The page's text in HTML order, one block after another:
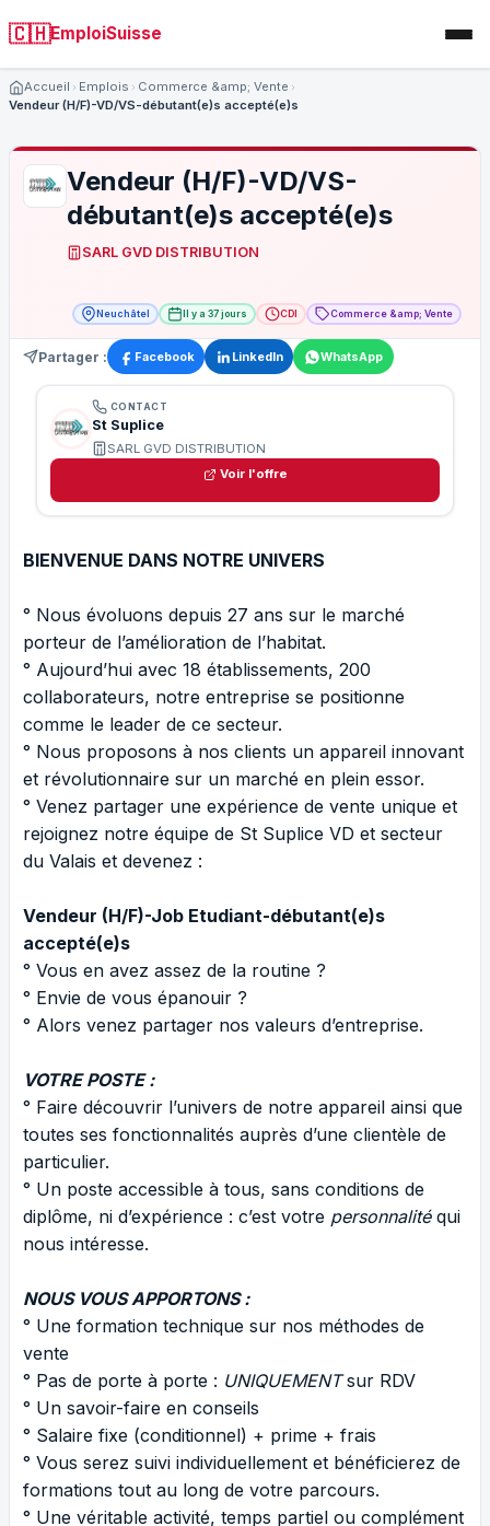
🇨🇭EmploiSuisse
Accueil Emplois
Commerce &amp; Vente
Vendeur (H/F)-VD/VS-débutant(e)s accepté(e)s
Vendeur (H/F)-VD/VS-
débutant(e)s accepté(e)s
SARL GVD DISTRIBUTION
Neuchâtel Il y a 37 jours CDI Commerce &amp; Vente
Partager : Facebook LinkedIn WhatsApp
CONTACT
St Suplice
SARL GVD DISTRIBUTION
Voir l'offre
BIENVENUE DANS NOTRE UNIVERS
° Nous évoluons depuis 27 ans sur le marché
porteur de l’amélioration de l’habitat.
° Aujourd’hui avec 18 établissements, 200
collaborateurs, notre entreprise se positionne
comme le leader de ce secteur.
° Nous proposons à nos clients un appareil innovant
et révolutionnaire sur un marché en plein essor.
° Venez partager une expérience de vente unique et
rejoignez notre équipe de St Suplice VD et secteur
du Valais et devenez :
Vendeur (H/F)-Job Etudiant-débutant(e)s
accepté(e)s
° Vous en avez assez de la routine ?
° Envie de vous épanouir ?
° Alors venez partager nos valeurs d’entreprise.
VOTRE POSTE :
° Faire découvrir l’univers de notre appareil ainsi que
toutes ses fonctionnalités auprès d’une clientèle de
particulier.
° Un poste accessible à tous, sans conditions de
diplôme, ni d’expérience : c’est votre personnalitéqui
nous intéresse.
NOUS VOUS APPORTONS :
° Une formation technique sur nos méthodes de
vente
° Pas de porte à porte : UNIQUEMENTsur RDV
° Un savoir-faire en conseils
° Salaire fixe (conditionnel) + prime + frais
° Vous serez suivi individuellement et bénéficierez de
formations tout au long de votre parcours.
° Une véritable activité, temps partiel ou complément